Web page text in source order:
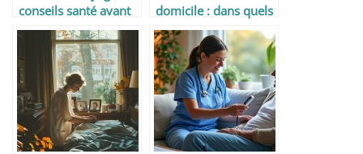
conseils santé avant
le départ
domicile : dans quels
cas y avez-vous droit
?